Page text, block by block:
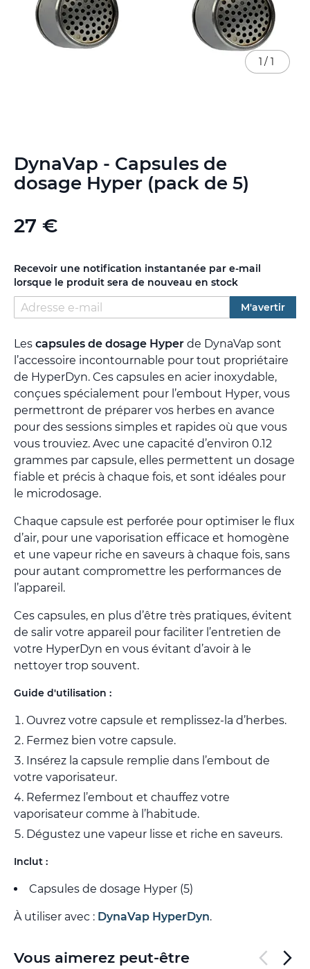
DynaVap - Capsules de
dosage Hyper (pack de 5)
27 €
Recevoir une notification instantanée par e-mail
lorsque le produit sera de nouveau en stock
M'avertir
Les capsules de dosage Hyper de DynaVap sont
l’accessoire incontournable pour tout propriétaire
de HyperDyn. Ces capsules en acier inoxydable,
conçues spécialement pour l’embout Hyper, vous
permettront de préparer vos herbes en avance
pour des sessions simples et rapides où que vous
vous trouviez. Avec une capacité d’environ 0.12
grammes par capsule, elles permettent un dosage
fiable et précis à chaque fois, et sont idéales pour
le microdosage.
Chaque capsule est perforée pour optimiser le flux
d’air, pour une vaporisation efficace et homogène
et une vapeur riche en saveurs à chaque fois, sans
pour autant compromettre les performances de
l’appareil.
Ces capsules, en plus d’être très pratiques, évitent
de salir votre appareil pour faciliter l’entretien de
votre HyperDyn en vous évitant d’avoir à le
nettoyer trop souvent.
Guide d'utilisation :
Ouvrez votre capsule et remplissez-la d’herbes.
Fermez bien votre capsule.
Insérez la capsule remplie dans l’embout de
votre vaporisateur.
Refermez l’embout et chauffez votre
vaporisateur comme à l’habitude.
Dégustez une vapeur lisse et riche en saveurs.
Inclut :
Capsules de dosage Hyper (5)
À utiliser avec : DynaVap HyperDyn.
1 / 1
to
the
beginning
the
images
Vous aimerez peut-être